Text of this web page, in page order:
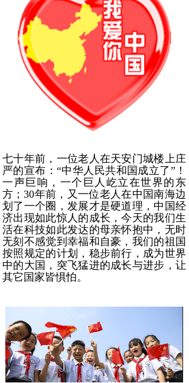
七十年前，一位老人在天安门城楼上庄
严的宣布：“中华人民共和国成立了”！
一声巨响，一个巨人屹立在世界的东
方；30年前，又一位老人在中国南海边
划了一个圈，发展才是硬道理，中国经
济出现如此惊人的成长，今天的我们生
活在科技如此发达的母亲怀抱中，无时
无刻不感觉到幸福和自豪，我们的祖国
按照规定的计划，稳步前行，成为世界
中的大国，突飞猛进的成长与进步，让
其它国家皆惧怕。